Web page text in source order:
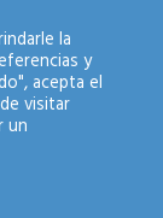
la
y
acepta el
visitar
un